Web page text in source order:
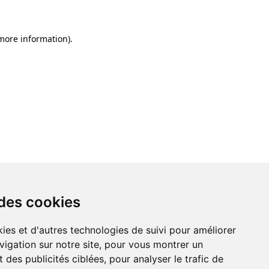
cookies
et d'autres technologies de suivi pour améliorer
sur notre site, pour vous montrer un
des publicités ciblées, pour analyser le trafic de
information).